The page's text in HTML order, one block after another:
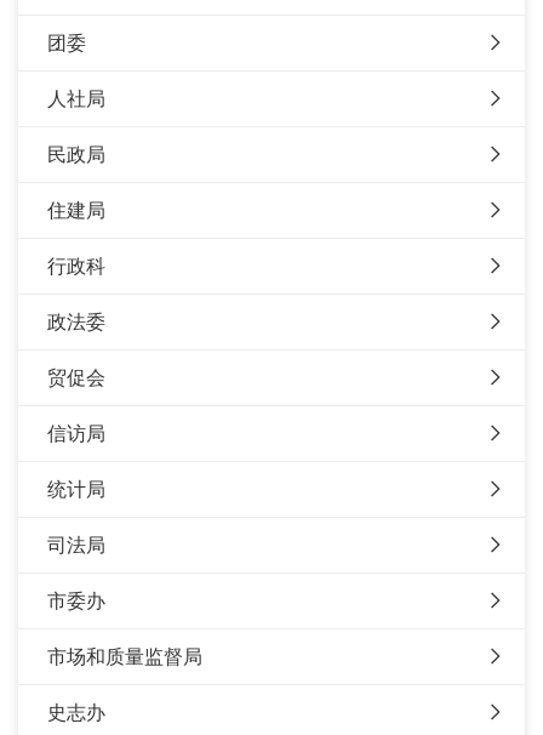
团委
人社局
民政局
住建局
行政科
政法委
贸促会
信访局
统计局
司法局
市委办
市场和质量监督局
史志办